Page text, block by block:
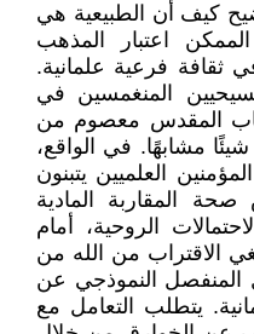
كيف أن الطبيعية هي
اعتبار المذهب
ثقافة فرعية علمانية.
المنغمسين في
المقدس معصوم من
مشابهًا. في الواقع،
العلميين يتبنون
المقاربة المادية
الروحية، أمام
الاقتراب من الله من
المنفصل النموذجي عن
يتطلب التعامل مع